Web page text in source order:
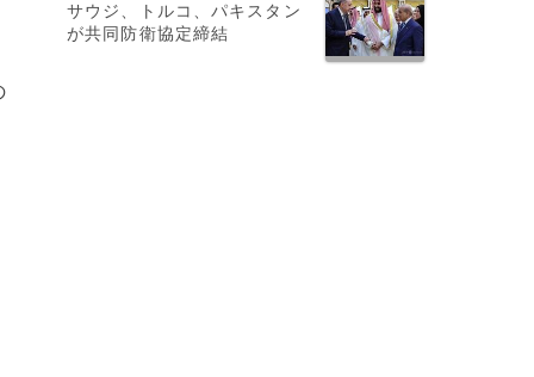
サウジ、トルコ、パキスタン
が共同防衛協定締結